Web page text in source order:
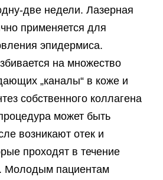
две недели. Лазерная
применяется для
эпидермиса.
на множество
„каналы“ в коже и
собственного коллагена
может быть
возникают отек и
проходят в течение
Молодым пациентам